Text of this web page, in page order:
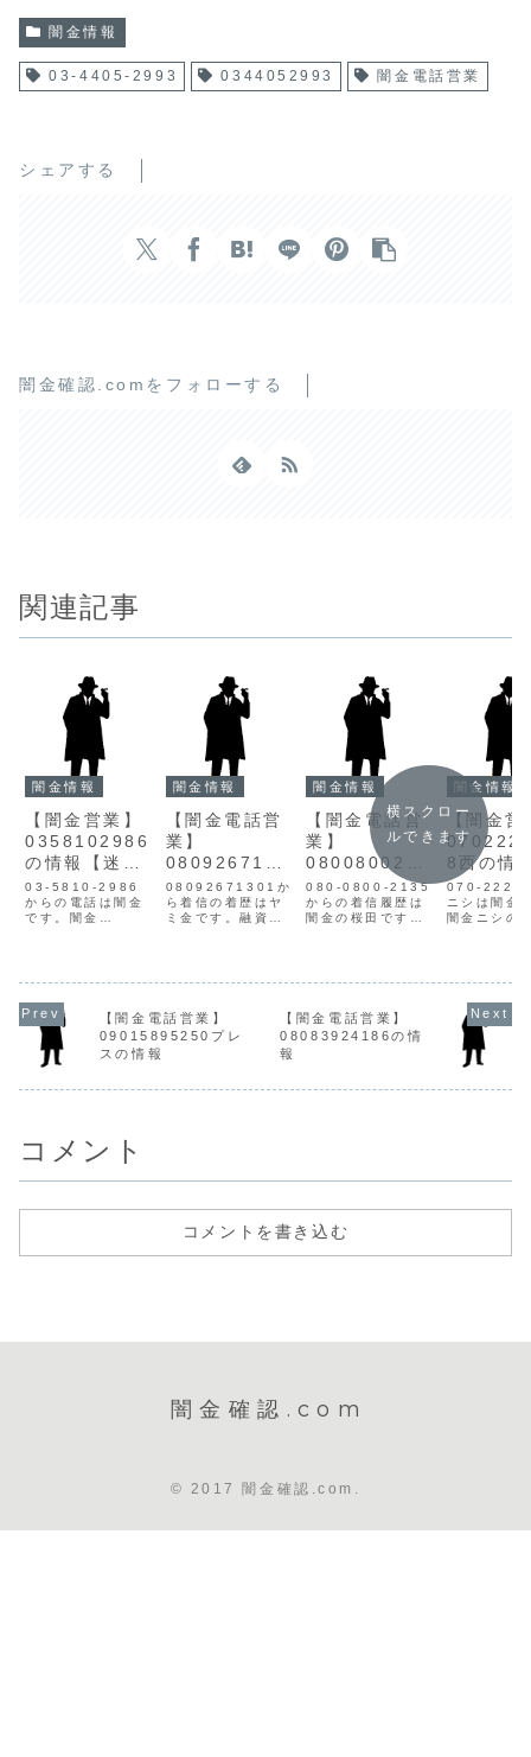
闇金情報
03-4405-2993 0344052993 闇金電話営業
シェアする
闇金確認.comをフォローする
関連記事
闇金情報
【闇金営業】
0358102986
の情報【迷惑
電話】
03-5810-2986
からの電話は闇金
です。闇金
登録もなく、信用
情報がありませ
ん。取り立て時は
攻撃的な言葉遣い
になり、嫌がらせ
を始めます。非常
闇金情報
【闇金電話営
業】
0809267130
1の情報
08092671301か
ら着信の着歴はヤ
ミ金です。融資の
電話をかけてきま
す。初めは丁寧
で、都合良い言葉
で貸付の案内をし
っても、宣伝通り
闇金情報
【闇金電話営
業】
0800800213
5サクラダの
情報
080-0800-2135
からの着信履歴は
闇金の桜田です。
内をしてきます。
とは言っても、案
内通りの融資は行
ず、都合が悪くな
闇金情報
【闇金営
8西の情
【迷惑電
070-
ニシは闇金
闇金ニシの
用情報があ
ん。取り立
攻撃的な言
になり、嫌
を始めます
に悪質なヤ
横スクロー
ルできます
【闇金電話営業】
09015895250プレ
スの情報
【闇金電話営業】
08083924186の情
報
コメント
コメントを書き込む
闇金確認.com
© 2017 闇金確認.com.